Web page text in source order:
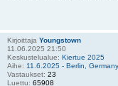
Kirjoittaja Youngstown
11.06.2025 21:50
Keskustelualue: Kiertue 2025
Aihe: 11.6.2025 - Berlin,
Vastaukset: 23
Luettu: 65908